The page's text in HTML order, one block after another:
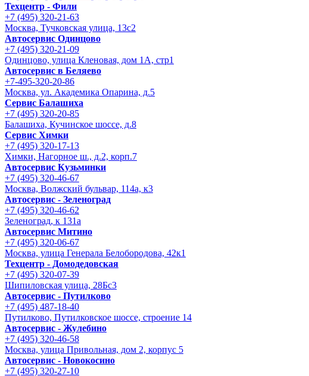
Техцентр - Фили
+7 (495) 320-21-63
Москва, Тучковская улица, 13с2
Автосервис Одинцово
+7 (495) 320-21-09
Одинцово, улица Кленовая, дом 1А, стр1
Автосервис в Беляево
+7-495-320-20-86
Москва, ул. Академика Опарина, д.5
Сервис Балашиха
+7 (495) 320-20-85
Балашиха, Кучинское шоссе, д.8
Сервис Химки
+7 (495) 320-17-13
Химки, Нагорное ш., д.2, корп.7
Автосервис Кузьминки
+7 (495) 320-46-67
Москва, Волжский бульвар, 114а, к3
Автосервис - Зеленоград
+7 (495) 320-46-62
Зеленоград, к 131а
Автосервис Митино
+7 (495) 320-06-67
Москва, улица Генерала Белобородова, 42к1
Техцентр - Домодедовская
+7 (495) 320-07-39
Шипиловская улица, 28Бс3
Автосервис - Путилково
+7 (495) 487-18-40
Путилково, Путилковское шоссе, строение 14
Автосервис - Жулебино
+7 (495) 320-46-58
Москва, улица Привольная, дом 2, корпус 5
Автосервис - Новокосино
+7 (495) 320-27-10